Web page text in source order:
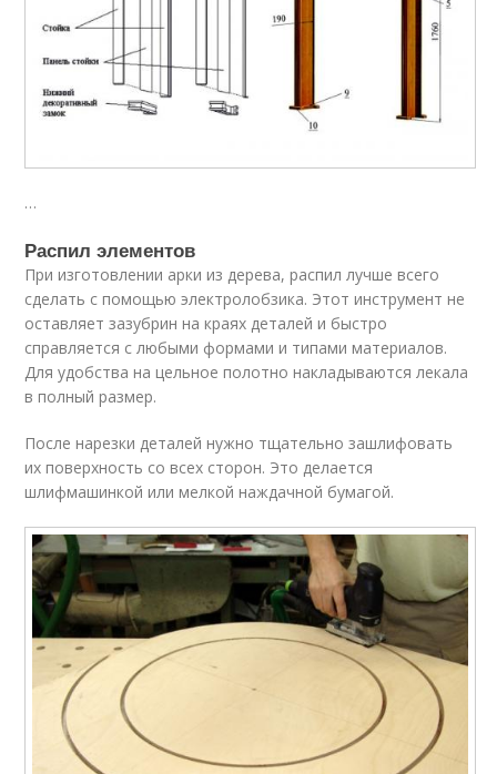
…
Распил элементов
При изготовлении арки из дерева, распил лучше всего
сделать с помощью электролобзика. Этот инструмент не
оставляет зазубрин на краях деталей и быстро
справляется с любыми формами и типами материалов.
Для удобства на цельное полотно накладываются лекала
в полный размер.
После нарезки деталей нужно тщательно зашлифовать
их поверхность со всех сторон. Это делается
шлифмашинкой или мелкой наждачной бумагой.